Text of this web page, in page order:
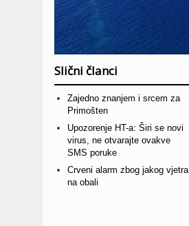
Slični članci
Zajedno znanjem i srcem za
Primošten
Upozorenje HT-a: Širi se novi
virus, ne otvarajte ovakve
SMS poruke
Crveni alarm zbog jakog vjetra
na obali